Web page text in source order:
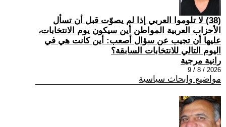
(38) لا تلوموا العربي إذا لم يصوّت قبل أن تسأل
الأحزاب العربية المواطن أين سيكون يوم الانتخابات،
عليها أن تجيب عن سؤال أصعب: أين كانت هي في
اليوم التالي للانتخابات السابقة؟
رانية مرجية
2026 / 8 / 9
مواضيع وابحاث سياسية